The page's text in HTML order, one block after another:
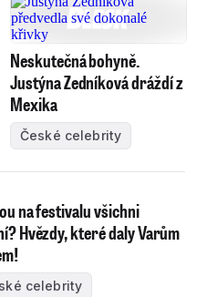
Neskutečná bohyně.
Justýna Zedníková dráždí z
Mexika
České celebrity
na festivalu všichni
Hvězdy, které daly Varům
celebrity